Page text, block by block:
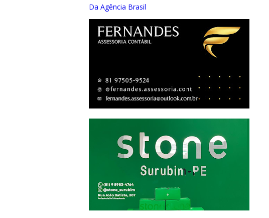
Da Agência Brasil